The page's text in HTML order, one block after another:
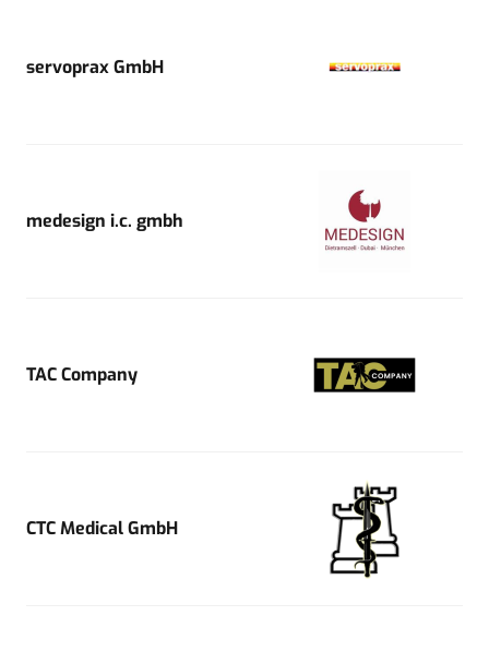
servoprax GmbH
medesign i.c. gmbh
TAC Company
CTC Medical GmbH